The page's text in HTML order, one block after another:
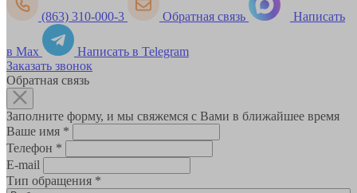
(863) 310-000-3 Обратная связь Написать
в Max
Написать в Telegram
Заказать звонок
Обратная связь
Заполните форму, и мы свяжемся с Вами в ближайшее время
Ваше имя *
Телефон *
E-mail
Тип обращения *